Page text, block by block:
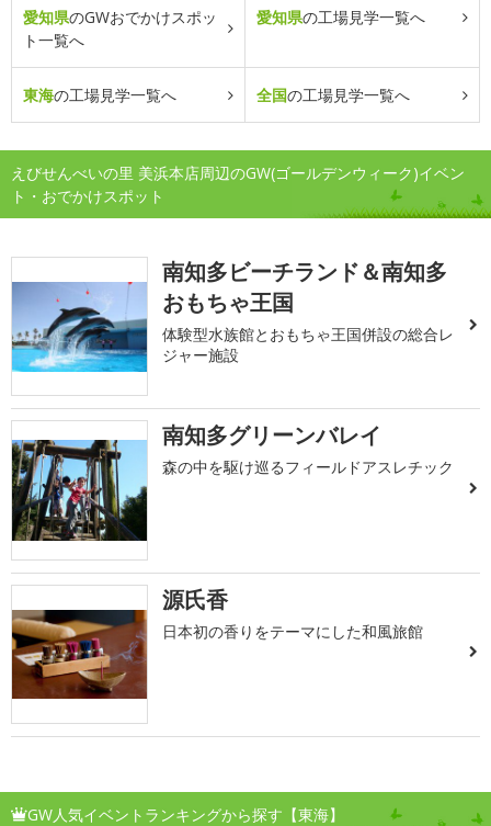
愛知県のGWおでかけスポッ
ト一覧へ
愛知県の工場見学一覧へ
東海の工場見学一覧へ 全国の工場見学一覧へ
えびせんべいの里 美浜本店周辺のGW(ゴールデンウィーク)イベン
ト・おでかけスポット
南知多ビーチランド＆南知多
おもちゃ王国
体験型水族館とおもちゃ王国併設の総合レ
ジャー施設
南知多グリーンバレイ
森の中を駆け巡るフィールドアスレチック
源氏香
日本初の香りをテーマにした和風旅館
GW人気イベントランキングから探す【東海】